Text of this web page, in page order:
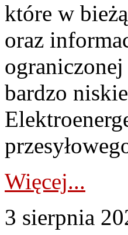
które w
oraz
bardzo
Więcej...
3 sierpnia